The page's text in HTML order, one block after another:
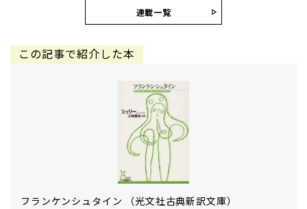
連載一覧
この記事で紹介した本
フランケンシュタイン （光文社古典新訳文庫）